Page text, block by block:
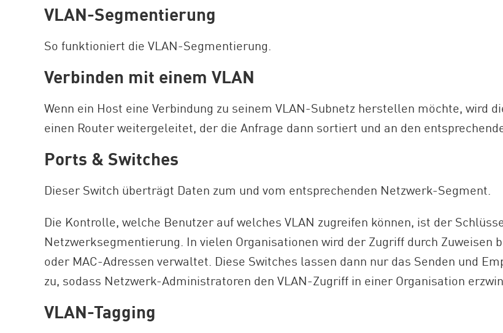
VLAN-Segmentierung
So funktioniert die VLAN-Segmentierung.
Verbinden mit einem VLAN
Wenn ein Host eine Verbindung zu seinem VLAN-Subnetz herstellen möchte, wird
einen Router weitergeleitet, der die Anfrage dann sortiert und an den
Ports & Switches
Dieser Switch überträgt Daten zum und vom entsprechenden Netzwerk-Segment.
Die Kontrolle, welche Benutzer auf welches VLAN zugreifen können, ist der
Netzwerksegmentierung. In vielen Organisationen wird der Zugriff durch
oder MAC-Adressen verwaltet. Diese Switches lassen dann nur das Senden und
zu, sodass Netzwerk-Administratoren den VLAN-Zugriff in einer Organisation
VLAN-Tagging